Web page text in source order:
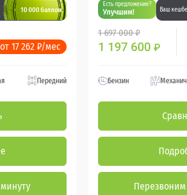
10 000 баллов
от 17 262 ₽/мес
Передний
Есть предложение?
Улучшим! Ваш
1 697 000 ₽
1 197 600 ₽
Бензин